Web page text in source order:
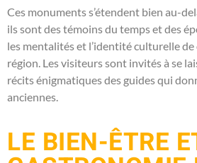
Ces monuments s’étendent bien au-
ils sont des témoins du temps et des
les mentalités et l’identité culturelle
région. Les visiteurs sont invités à se
récits énigmatiques des guides qui
anciennes.
LE BIEN-ÊTRE